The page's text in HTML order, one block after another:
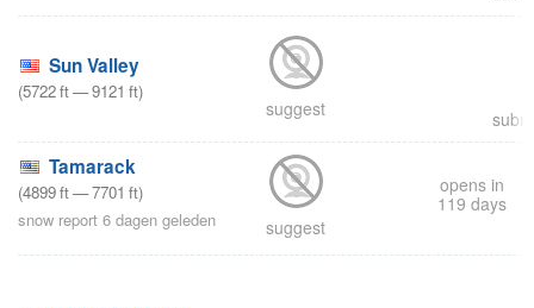
Sun Valley
(5722ft—9121 ft)
suggest
Tamarack
(4899ft—7701 ft)
snow report 6 dagen geleden
suggest
opens in
119 days